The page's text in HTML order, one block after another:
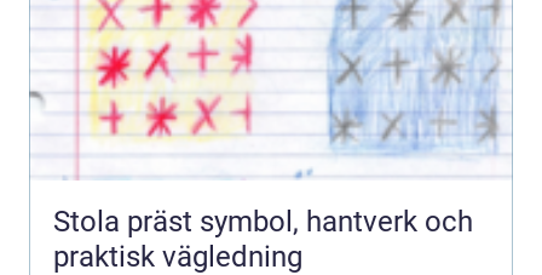
Stola präst symbol, hantverk och
praktisk vägledning